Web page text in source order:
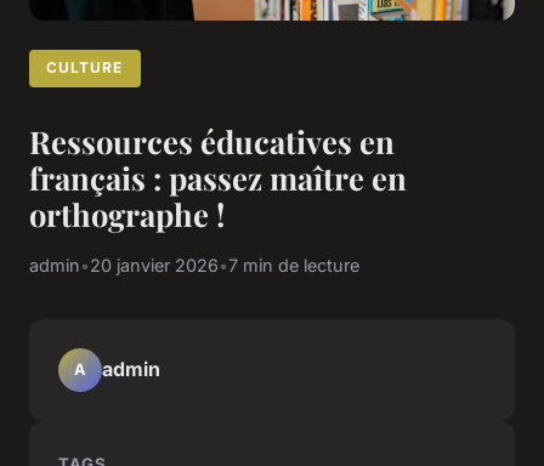
CULTURE
Ressources éducatives en
français : passez maître en
orthographe !
admin•20 janvier 2026•7 min de lecture
A admin